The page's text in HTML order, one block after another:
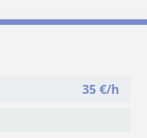
35 €/h